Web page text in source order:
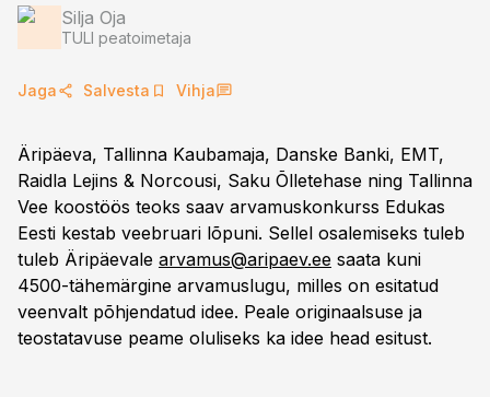
Silja Oja
TULI peatoimetaja
Jaga Salvesta Vihja
Äripäeva, Tallinna Kaubamaja, Danske Banki, EMT,
Raidla Lejins & Norcousi, Saku Õlletehase ning Tallinna
Vee koostöös teoks saav arvamuskonkurss Edukas
Eesti kestab veebruari lõpuni. Sellel osalemiseks tuleb
tuleb Äripäevale arvamus@aripaev.ee saata kuni
4500-tähemärgine arvamuslugu, milles on esitatud
veenvalt põhjendatud idee. Peale originaalsuse ja
teostatavuse peame oluliseks ka idee head esitust.